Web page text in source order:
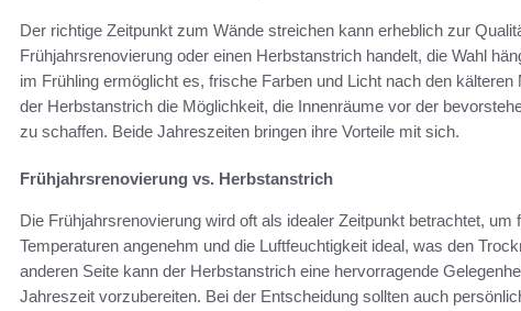
Der richtige Zeitpunkt zum Wände streichen kann erheblich zur
Frühjahrsrenovierung oder einen Herbstanstrich handelt, die Wahl
im Frühling ermöglicht es, frische Farben und Licht nach den
der Herbstanstrich die Möglichkeit, die Innenräume vor der
zu schaffen. Beide Jahreszeiten bringen ihre Vorteile mit sich.
Frühjahrsrenovierung vs. Herbstanstrich
Die Frühjahrsrenovierung wird oft als idealer Zeitpunkt betrachtet,
Temperaturen angenehm und die Luftfeuchtigkeit ideal, was den
anderen Seite kann der Herbstanstrich eine hervorragende
Jahreszeit vorzubereiten. Bei der Entscheidung sollten auch